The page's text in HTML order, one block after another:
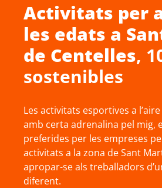
Activitats per
les edats a
de Centelles,
sostenibles
Les activitats esportives a
amb certa adrenalina pel mig,
preferides per les empreses
activitats a la zona de Sant
apropar-se als treballadors
diferent.